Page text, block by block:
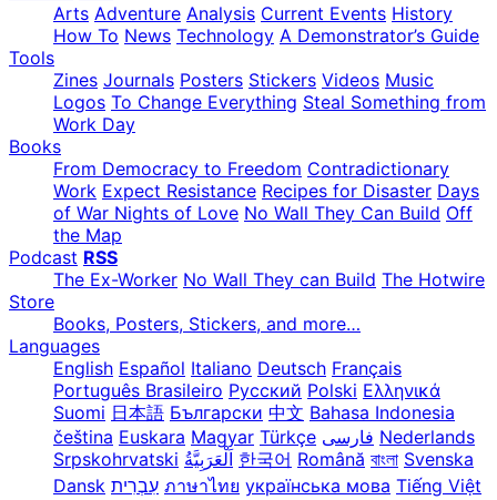
Arts Adventure Analysis Current Events History
How To News Technology A Demonstrator’s Guide
Tools
Zines Journals Posters Stickers Videos Music
Logos To Change Everything Steal Something from
Work Day
Books
From Democracy to Freedom Contradictionary
Work Expect Resistance Recipes for Disaster Days
of War Nights of Love No Wall They Can Build Off
the Map
Podcast RSS
The Ex-Worker No Wall They can Build The Hotwire
Store
Books, Posters, Stickers, and more…
Languages
English Español Italiano Deutsch Français
Português Brasileiro Русский Polski Ελληνικά
Suomi 日本語 Български 中文 Bahasa Indonesia
čeština Euskara Magyar Türkçe فارسی Nederlands
Srpskohrvatski
한국어 Română বাংলা Svenska
Dansk עִבְרִית ภาษาไทย українська мова Tiếng Việt